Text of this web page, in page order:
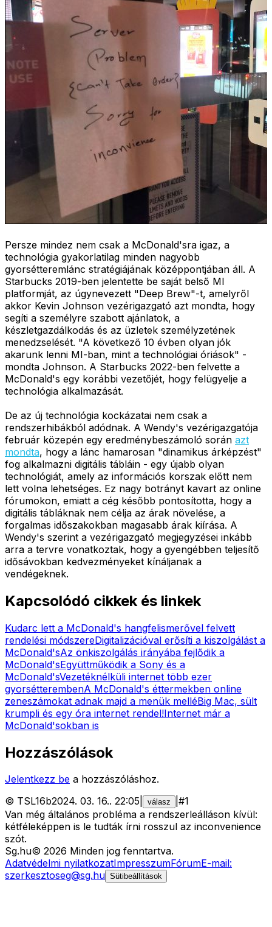
Persze mindez nem csak a McDonald'sra igaz, a
technológia gyakorlatilag minden nagyobb
gyorsétteremlánc stratégiájának középpontjában áll. A
Starbucks 2019-ben jelentette be saját belső MI
platformját, az úgynevezett "Deep Brew"-t, amelyről
akkor Kevin Johnson vezérigazgató azt mondta, hogy
segíti a személyre szabott ajánlatok, a
készletgazdálkodás és az üzletek személyzetének
menedzselését. "A következő 10 évben olyan jók
akarunk lenni MI-ban, mint a technológiai óriások" -
mondta Johnson. A Starbucks 2022-ben felvette a
McDonald's egy korábbi vezetőjét, hogy felügyelje a
technológia alkalmazását.
De az új technológia kockázatai nem csak a
rendszerhibákból adódnak. A Wendy's vezérigazgatója
február közepén egy eredménybeszámoló során azt
mondta, hogy a lánc hamarosan "dinamikus árképzést"
fog alkalmazni digitális tábláin - egy újabb olyan
technológiát, amely az információs korszak előtt nem
lett volna lehetséges. Ez nagy botrányt kavart az online
fórumokon, emiatt a cég később pontosította, hogy a
digitális tábláknak nem célja az árak növelése, a
forgalmas időszakokban magasabb árak kiírása. A
Wendy's szerint a vezérigazgató megjegyzései inkább
arra a tervre vonatkoztak, hogy a gyengébben teljesítő
idősávokban kedvezményeket kínáljanak a
vendégeknek.
Kapcsolódó cikkek és linkek
Kudarc lett a McDonald's hangfelismerővel felvett
rendelési módszereDigitalizációval erősíti a kiszolgálást a
McDonald'sAz önkiszolgálás irányába fejlődik a
McDonald'sEgyüttműködik a Sony és a
McDonald'sVezetéknélküli internet több ezer
gyorsétterembenA McDonald's éttermekben online
zeneszámokat adnak majd a menük melléBig Mac, sült
krumpli és egy óra internet rendel!Internet már a
McDonald'sokban is
Hozzászólások
Jelentkezz be a hozzászóláshoz.
© TSL16b2024. 03. 16.. 22:05 válasz #1
Van még általános probléma a rendszerleálláson kívül:
kétféleképpen is le tudták írni rosszul az inconvenience
szót.
Sg.hu© 2026 Minden jog fenntartva.
Adatvédelmi nyilatkozatImpresszumFórumE-mail:
szerkesztoseg@sg.hu Sütibeállítások